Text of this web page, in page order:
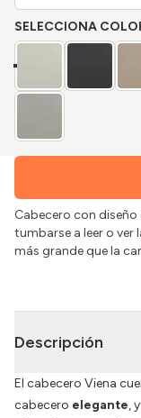
SELECCIONA
Cabecero con
tumbarse a leer o ver
más grande que la
Descripción
El cabecero Viena
cabecero elegante,